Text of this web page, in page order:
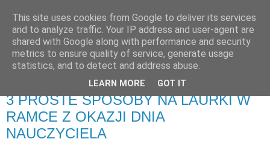
Zakochana w sztuce
Kreatywny blog z ogromną bazą pomysłów DIY i nie tylko.
sobota, 12 października 2019
3 PROSTE SPOSOBY NA LAURKI W
RAMCE Z OKAZJI DNIA
NAUCZYCIELA
This site uses cookies from Google to deliver its services
and to analyze traffic. Your IP address and user-agent are
shared with Google along with performance and security
metrics to ensure quality of service, generate usage
statistics, and to detect and address abuse.
LEARN MORE GOT IT